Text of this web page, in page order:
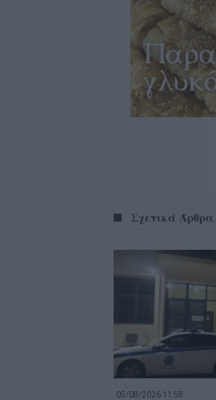
Σχετικά Άρθρα
05/08/2026 11:58